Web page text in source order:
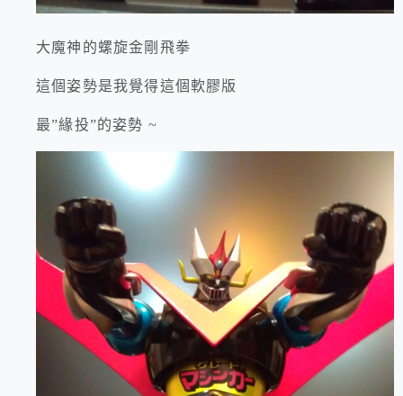
大魔神的螺旋金剛飛拳
這個姿勢是我覺得這個軟膠版
最”緣投”的姿勢 ~